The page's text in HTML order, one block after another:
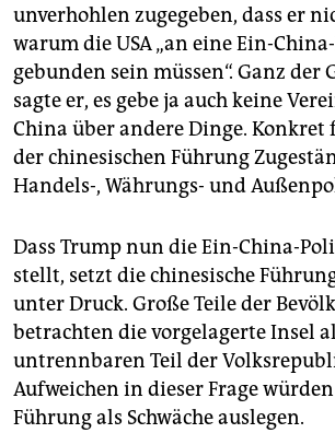
unverhohlen zugegeben, dass er
warum die USA „an eine Ein-
gebunden sein müssen“. Ganz der
sagte er, es gebe ja auch keine
China über andere Dinge. Konkret
der chinesischen Führung
Handels-, Währungs- und
Dass Trump nun die Ein-China-
stellt, setzt die chinesische
unter Druck. Große Teile der
betrachten die vorgelagerte Insel
untrennbaren Teil der
Aufweichen in dieser Frage
Führung als Schwäche auslegen.